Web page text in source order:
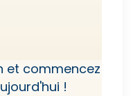
et commencez
!